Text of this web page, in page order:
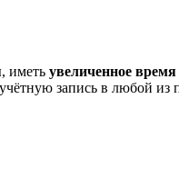
, иметь увеличенное время
запись в любой